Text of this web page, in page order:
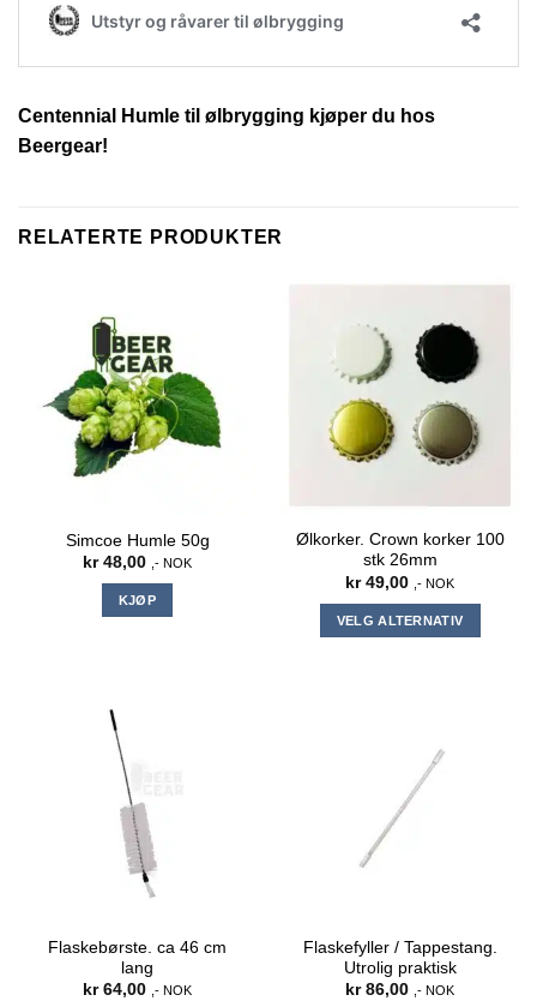
Centennial Humle til ølbrygging kjøper du hos
Beergear!
RELATERTE PRODUKTER
Simcoe Humle 50g
kr48,00 ,- NOK
KJØP
Ølkorker. Crown korker 100
stk 26mm
kr49,00 ,- NOK
VELG ALTERNATIV
varianter.
Alternativene
kan
Flaskebørste. ca 46 cm
lang
kr64,00 ,- NOK
Flaskefyller / Tappestang.
Utrolig praktisk
kr86,00 ,- NOK